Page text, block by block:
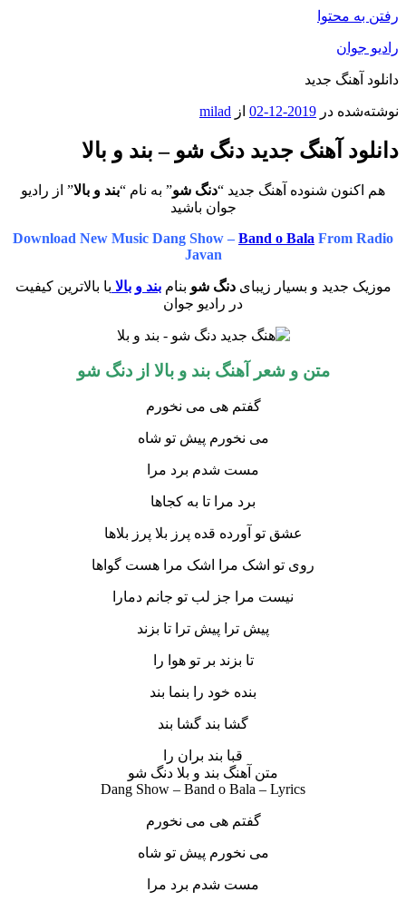
رفتن به محتوا
رادیو جوان
دانلود آهنگ جدید
نوشته‌شده در 2019-12-02 از milad
دانلود آهنگ جدید دنگ شو – بند و بالا
هم اکنون شنوده آهنگ جدید “دنگ شو” به نام “بند و بالا” از رادیو
جوان باشید
Download New Music Dang Show – Band o Bala From Radio
Javan
موزیک جدید و بسیار زیبای دنگ شو بنامبند و بالا با بالاترین کیفیت
در رادیو جوان
متن و شعر آهنگ بند و بالا از دنگ شو
گفتم هی می نخورم
می نخورم پیش تو شاه
مست شدم برد مرا
برد مرا تا به کجاها
عشق تو آورده قده پرز بلا پرز بلاها
روی تو اشک مرا اشک مرا هست گواها
نیست مرا جز لب تو جانم دمارا
پیش ترا پیش ترا تا بزند
تا بزند بر تو هوا را
بنده خود را بنما بند
گشا بند گشا بند
قبا بند بران را
متن آهنگ بند و بلا دنگ شو
Dang Show – Band o Bala – Lyrics
گفتم هی می نخورم
می نخورم پیش تو شاه
مست شدم برد مرا